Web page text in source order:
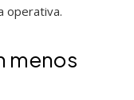
operativa.
menos